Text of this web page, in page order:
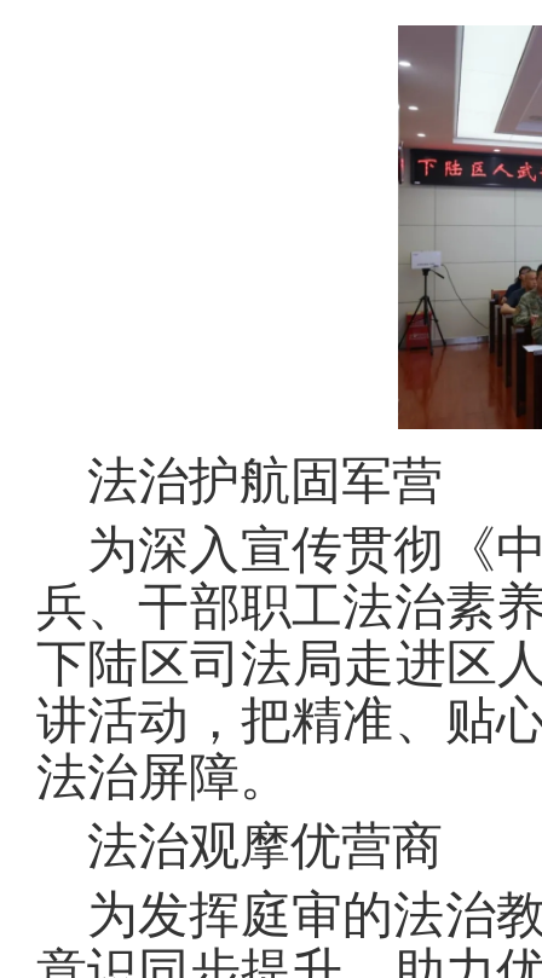
法治护航固军营
为深入宣传贯彻《
兵、干部职工法治素
下陆区司法局走进区
讲活动，把精准、贴
法治屏障。
法治观摩优营商
为发挥庭审的法治